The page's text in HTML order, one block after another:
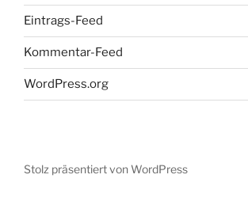
Eintrags-Feed
Kommentar-Feed
WordPress.org
Stolz präsentiert von WordPress